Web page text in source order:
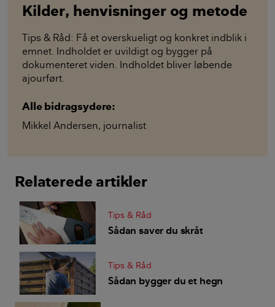
Kilder, henvisninger og metode
Tips & Råd: Få et overskueligt og konkret indblik i
emnet. Indholdet er uvildigt og bygger på
dokumenteret viden. Indholdet bliver løbende
ajourført.
Alle bidragsydere:
Mikkel Andersen, journalist
Relaterede artikler
Tips & Råd
Sådan saver du skråt
Tips & Råd
Sådan bygger du et hegn